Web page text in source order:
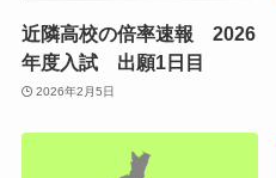
近隣高校の倍率速報 2026
年度入試 出願1日目
2026年2月5日